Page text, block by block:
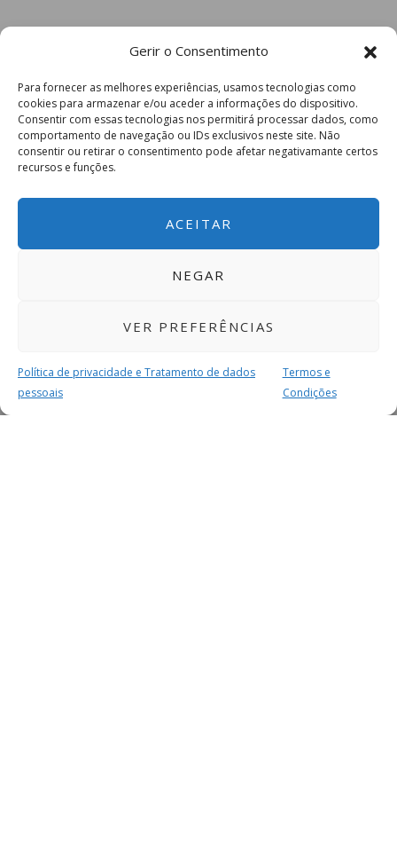
Gerir o Consentimento
Para fornecer as melhores experiências, usamos tecnologias como
cookies para armazenar e/ou aceder a informações do dispositivo.
Consentir com essas tecnologias nos permitirá processar dados, como
comportamento de navegação ou IDs exclusivos neste site. Não
consentir ou retirar o consentimento pode afetar negativamante certos
recursos e funções.
ACEITAR
NEGAR
VER PREFERÊNCIAS
Política de privacidade e Tratamento de dados
pessoais
Termos e
Condições